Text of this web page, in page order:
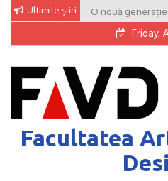
Skip
content
Ultimile știri O nouă generație
Friday,
Facultatea